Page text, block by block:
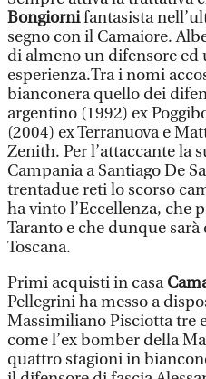
Bongiornifantasista
segno con il Camaiore.
di almeno un difensore ed
esperienza.Tra i nomi
bianconera quello dei
argentino (1992) ex
(2004) ex Terranuova e
Zenith. Per l’attaccante la
Campania a Santiago De
trentadue reti lo scorso
ha vinto l’Eccellenza, che
Taranto e che dunque
Toscana.
Primi acquisti in casa
Pellegrini ha messo a
Massimiliano Pisciotta tre
come l’ex bomber della
quattro stagioni in